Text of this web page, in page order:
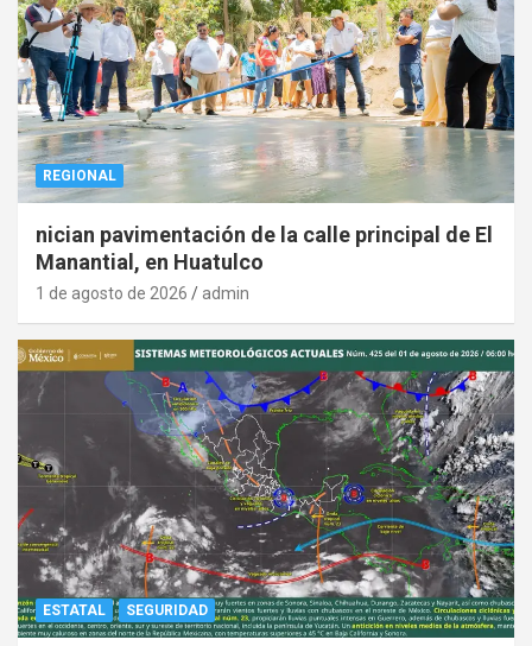
REGIONAL
nician pavimentación de la calle principal de El
Manantial, en Huatulco
1 de agosto de 2026 admin
ESTATAL SEGURIDAD